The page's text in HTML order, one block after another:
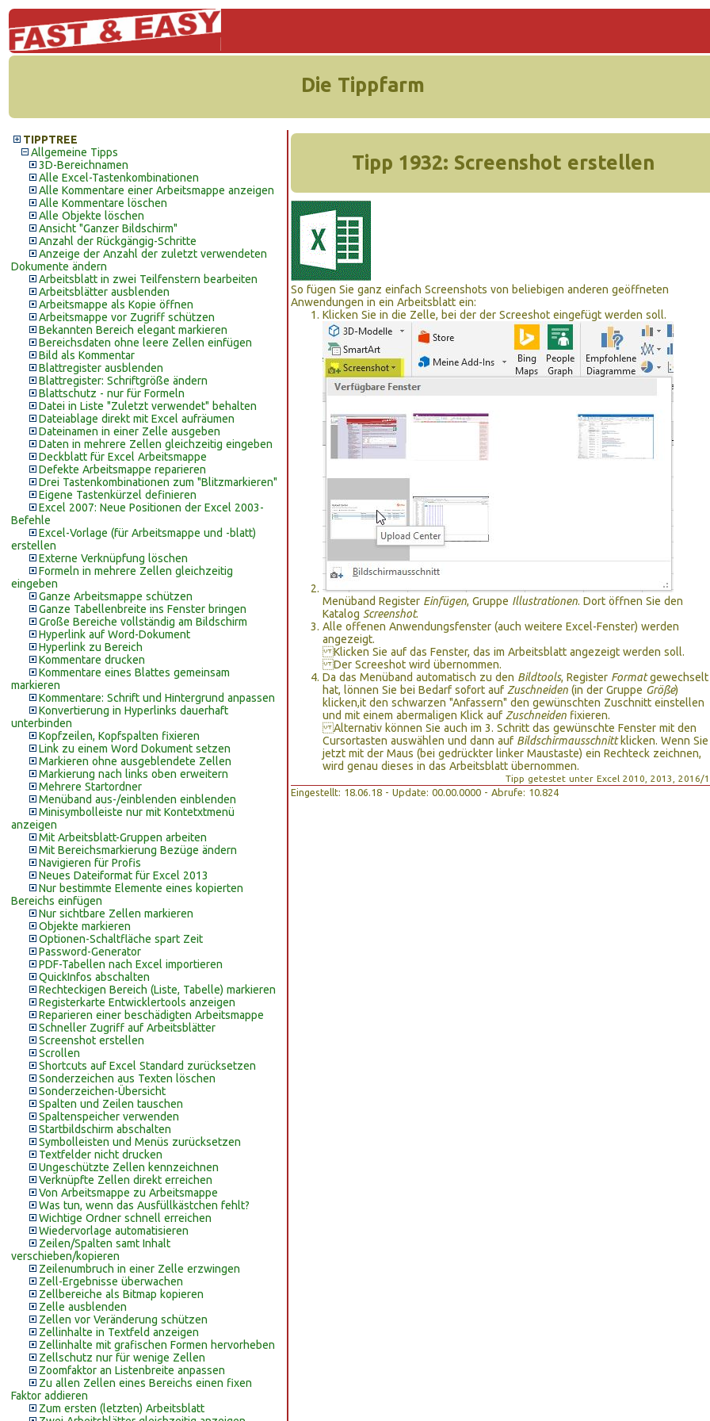
Die Tippfarm
TIPPTREE
Allgemeine Tipps
3D-Bereichnamen
Alle Excel-Tastenkombinationen
Alle Kommentare einer Arbeitsmappe anzeigen
Alle Kommentare löschen
Alle Objekte löschen
Ansicht "Ganzer Bildschirm"
Anzahl der Rückgängig-Schritte
Anzeige der Anzahl der zuletzt verwendeten
Dokumente ändern
Arbeitsblatt in zwei Teilfenstern bearbeiten
Arbeitsblätter ausblenden
Arbeitsmappe als Kopie öffnen
Arbeitsmappe vor Zugriff schützen
Bekannten Bereich elegant markieren
Bereichsdaten ohne leere Zellen einfügen
Bild als Kommentar
Blattregister ausblenden
Blattregister: Schriftgröße ändern
Blattschutz - nur für Formeln
Datei in Liste "Zuletzt verwendet" behalten
Dateiablage direkt mit Excel aufräumen
Dateinamen in einer Zelle ausgeben
Daten in mehrere Zellen gleichzeitig eingeben
Deckblatt für Excel Arbeitsmappe
Defekte Arbeitsmappe reparieren
Drei Tastenkombinationen zum "Blitzmarkieren"
Eigene Tastenkürzel definieren
Excel 2007: Neue Positionen der Excel 2003-
Befehle
Excel-Vorlage (für Arbeitsmappe und -blatt)
erstellen
Externe Verknüpfung löschen
Formeln in mehrere Zellen gleichzeitig
eingeben
Ganze Arbeitsmappe schützen
Ganze Tabellenbreite ins Fenster bringen
Große Bereiche vollständig am Bildschirm
Hyperlink auf Word-Dokument
Hyperlink zu Bereich
Kommentare drucken
Kommentare eines Blattes gemeinsam
markieren
Kommentare: Schrift und Hintergrund anpassen
Konvertierung in Hyperlinks dauerhaft
unterbinden
Kopfzeilen, Kopfspalten fixieren
Link zu einem Word Dokument setzen
Markieren ohne ausgeblendete Zellen
Markierung nach links oben erweitern
Mehrere Startordner
Menüband aus-/einblenden einblenden
Minisymbolleiste nur mit Kontetxtmenü
anzeigen
Mit Arbeitsblatt-Gruppen arbeiten
Mit Bereichsmarkierung Bezüge ändern
Navigieren für Profis
Neues Dateiformat für Excel 2013
Nur bestimmte Elemente eines kopierten
Bereichs einfügen
Nur sichtbare Zellen markieren
Objekte markieren
Optionen-Schaltfläche spart Zeit
Password-Generator
PDF-Tabellen nach Excel importieren
QuickInfos abschalten
Rechteckigen Bereich (Liste, Tabelle) markieren
Registerkarte Entwicklertools anzeigen
Reparieren einer beschädigten Arbeitsmappe
Schneller Zugriff auf Arbeitsblätter
Screenshot erstellen
Scrollen
Shortcuts auf Excel Standard zurücksetzen
Sonderzeichen aus Texten löschen
Sonderzeichen-Übersicht
Spalten und Zeilen tauschen
Spaltenspeicher verwenden
Startbildschirm abschalten
Symbolleisten und Menüs zurücksetzen
Textfelder nicht drucken
Ungeschützte Zellen kennzeichnen
Verknüpfte Zellen direkt erreichen
Von Arbeitsmappe zu Arbeitsmappe
Was tun, wenn das Ausfüllkästchen fehlt?
Wichtige Ordner schnell erreichen
Wiedervorlage automatisieren
Zeilen/Spalten samt Inhalt
verschieben/kopieren
Zeilenumbruch in einer Zelle erzwingen
Zell-Ergebnisse überwachen
Zellbereiche als Bitmap kopieren
Zelle ausblenden
Zellen vor Veränderung schützen
Zellinhalte in Textfeld anzeigen
Zellinhalte mit grafischen Formen hervorheben
Zellschutz nur für wenige Zellen
Zoomfaktor an Listenbreite anpassen
Zu allen Zellen eines Bereichs einen fixen
Faktor addieren
Zum ersten (letzten) Arbeitsblatt
Tipp 1932: Screenshot erstellen
So fügen Sie ganz einfach Screenshots von beliebigen anderen geöffneten
Anwendungen in ein Arbeitsblatt ein:
Klicken Sie in die Zelle, bei der der Screeshot eingefügt werden soll.
Menüband Register Einfügen, Gruppe Illustrationen. Dort öffnen Sie den
Katalog Screenshot.
Alle offenen Anwendungsfenster (auch weitere Excel-Fenster) werden
angezeigt.
Klicken Sie auf das Fenster, das im Arbeitsblatt angezeigt werden soll.
Der Screeshot wird übernommen.
Da das Menüband automatisch zu den Bildtools, Register Formatgewechselt
hat, lönnen Sie bei Bedarf sofort auf Zuschneiden (in der Gruppe Größe)
klicken,it den schwarzen "Anfassern" den gewünschten Zuschnitt einstellen
und mit einem abermaligen Klick auf Zuschneiden fixieren.
Alternativ können Sie auch im 3. Schritt das gewünschte Fenster mit den
Cursortasten auswählen und dann auf Bildschirmausschnittklicken. Wenn Sie
jetzt mit der Maus (bei gedrückter linker Maustaste) ein Rechteck zeichnen,
wird genau dieses in das Arbeitsblatt übernommen.
Tipp getestet unter Excel 2010, 2013, 2016/
Eingestellt: 18.06.18 - Update: 00.00.0000 - Abrufe: 10.824